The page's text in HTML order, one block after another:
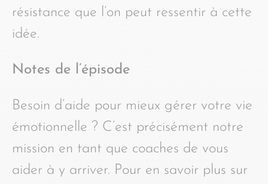
résistance que l’on peut ressentir à cette
idée.
Notes de l’épisode
Besoin d’aide pour mieux gérer votre vie
émotionnelle ? C’est précisément notre
mission en tant que coaches de vous
aider à y arriver. Pour en savoir plus sur